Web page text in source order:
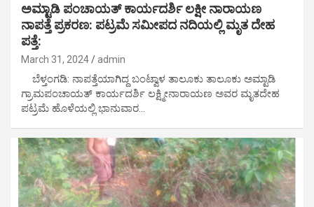
ಅಮ್ಟಾಡಿ ಪಂಚಾಯತ್ ಕಾರ್ಯದರ್ಶಿ ಲಕ್ಷೀ ನಾರಾಯಣ
ನಾಪತ್ತೆ ಪ್ರಕರಣ: ಪಟ್ರಮೆ ಸಮೀಪದ ನದಿಯಲ್ಲಿ ಮೃತ ದೇಹ
ಪತ್ತೆ:
March 31, 2024 admin
ಬೆಳ್ತಂಗಡಿ: ನಾಪತ್ತೆಯಾಗಿದ್ದ ಬಂಟ್ವಾಳ ತಾಲೂಕು ತಾಲೂಕು ಅಮ್ಟಾಡಿ
ಗ್ರಾಮಪಂಚಾಯತ್ ಕಾರ್ಯದರ್ಶಿ ಲಕ್ಷ್ಮೀನಾರಾಯಣ ಅವರ ಮೃತದೇಹ
ಪಟ್ರಮೆ ಹೊಳೆಯಲ್ಲಿ ಭಾನುವಾರ…